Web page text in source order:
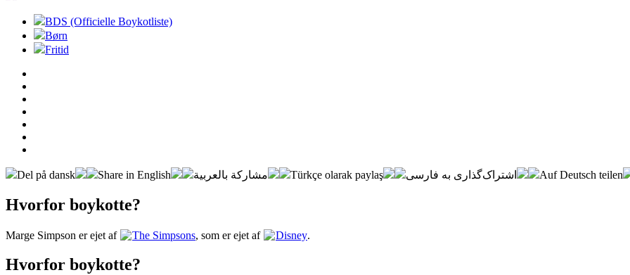
BDS (Officielle Boykotliste)
Børn
Fritid
Del på dansk Share in English مشاركة بالعربية Türkçe olarak paylaş اشتراک‌گذاری به فارسی Auf Deutsch teilen
Hvorfor boykotte?
Marge Simpson er ejet af The Simpsons, som er ejet af Disney.
Hvorfor boykotte?